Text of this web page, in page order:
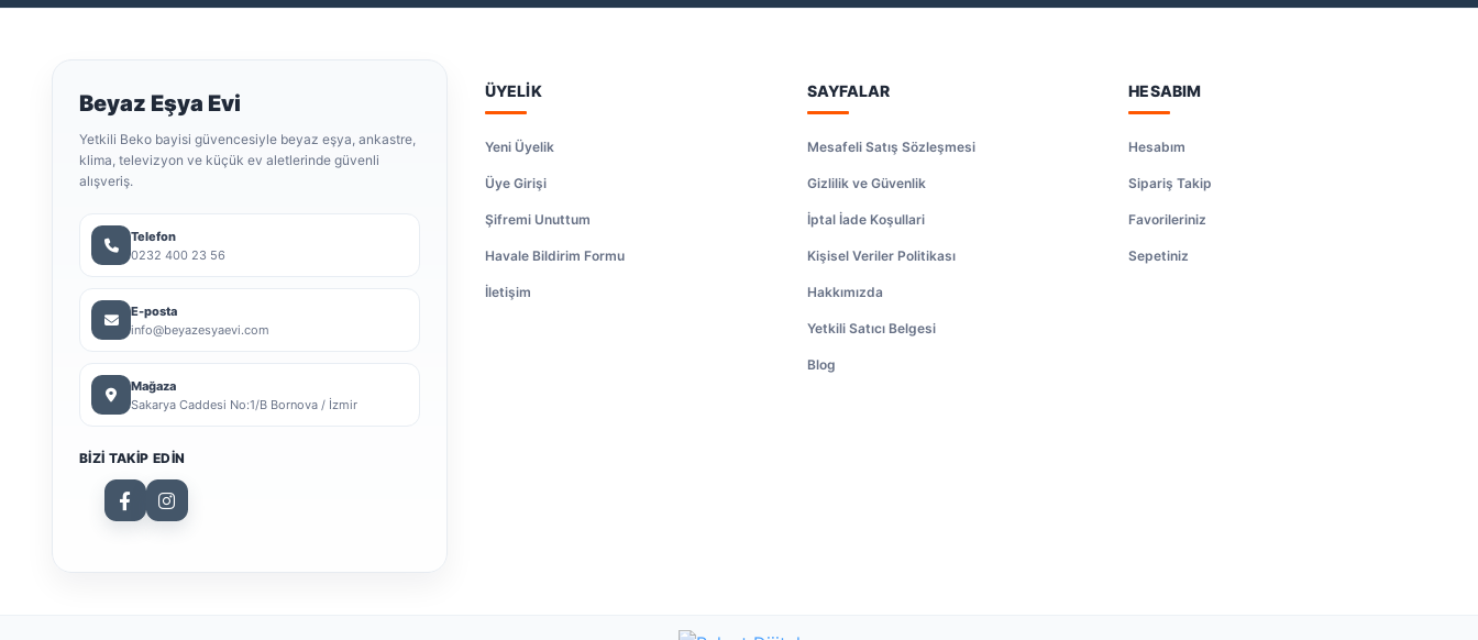
Beyaz Eşya Evi
Yetkili Beko bayisi güvencesiyle beyaz eşya, ankastre,
klima, televizyon ve küçük ev aletlerinde güvenli
alışveriş.
Telefon
0232 400 23 56
E-posta
info@beyazesyaevi.com
Mağaza
Sakarya Caddesi No:1/B Bornova / İzmir
BIZI TAKIP EDIN
ÜYELİK
Yeni Üyelik
Üye Girişi
Şifremi Unuttum
Havale Bildirim Formu
İletişim
SAYFALAR
Mesafeli Satış Sözleşmesi
Gizlilik ve Güvenlik
İptal İade Koşullari
Kişisel Veriler Politikası
Hakkımızda
Yetkili Satıcı Belgesi
Blog
HESABIM
Hesabım
Sipariş Takip
Favorileriniz
Sepetiniz